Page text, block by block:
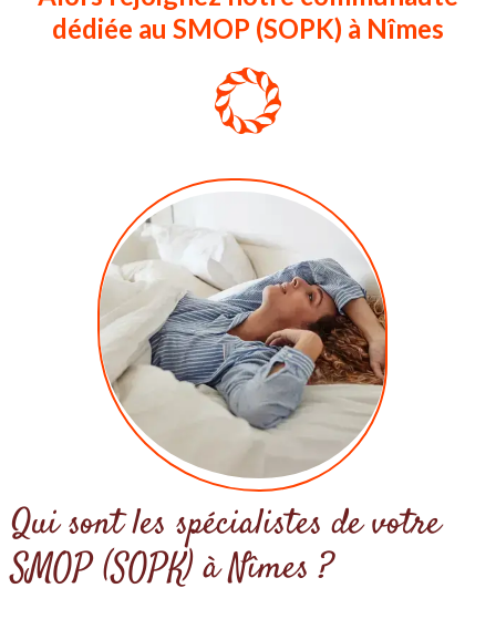
dédiée au SMOP (SOPK) à Nîmes
Qui sont les spécialistes de votre
SMOP (SOPK) à Nîmes ?